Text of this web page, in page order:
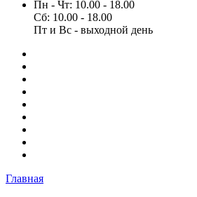
Пн - Чт: 10.00 - 18.00
Сб: 10.00 - 18.00
Пт и Вс - выходной день
Главная